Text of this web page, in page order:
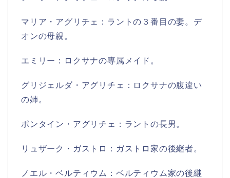
マリア・アグリチェ：ラントの３番目の妻。デ
オンの母親。
エミリー：ロクサナの専属メイド。
グリジェルダ・アグリチェ：ロクサナの腹違い
の姉。
ポンタイン・アグリチェ：ラントの長男。
リュザーク・ガストロ：ガストロ家の後継者。
ノエル・ベルティウム：ベルティウム家の後継